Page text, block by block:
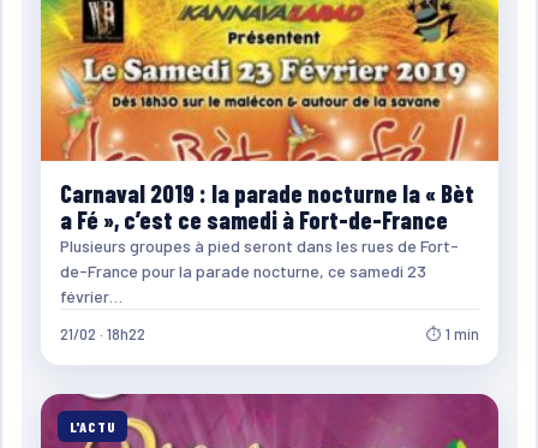
Carnaval 2019 : la parade nocturne la « Bèt
a Fé », c’est ce samedi à Fort-de-France
Plusieurs groupes à pied seront dans les rues de Fort-
de-France pour la parade nocturne, ce samedi 23
février…
21/02 · 18h22 ⏱ 1 min
L'ACTU